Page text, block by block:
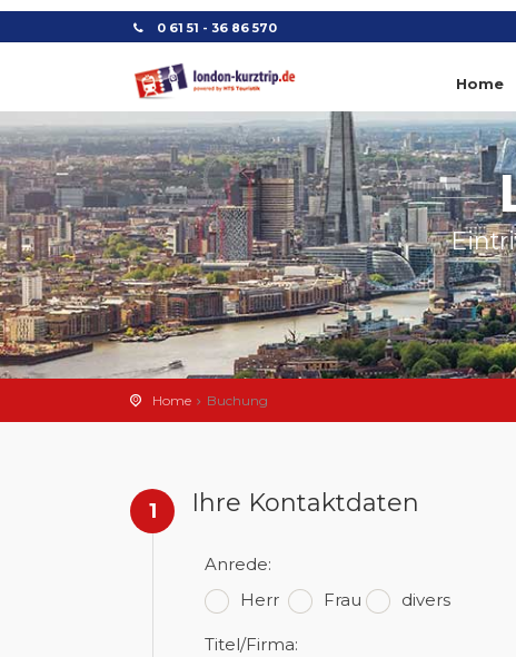
0 61 51 - 36 86 570
Home
Home Buchung
1 Ihre Kontaktdaten
Anrede:
Herr
Frau divers
Titel/Firma: